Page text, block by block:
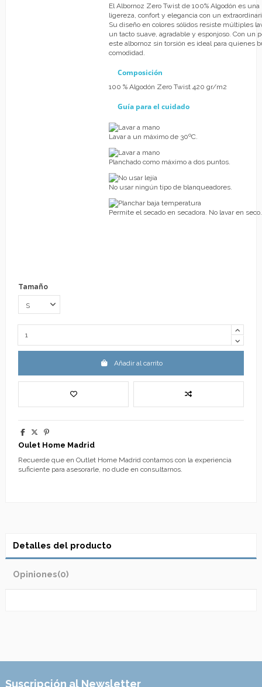
El Albornoz Zero Twist de 100% Algodón es
ligereza, confort y elegancia con un
Su diseño en colores sólidos resiste múltiples
un tacto suave, agradable y esponjoso. Con un
este albornoz sin torsión es ideal para quienes
comodidad.
Composición
100 % Algodón Zero Twist 420 gr/m2
Guía para el cuidado
Lavar a un máximo de 30ºC.
Planchado como máximo a dos puntos.
No usar ningún tipo de blanqueadores.
Permite el secado en secadora. No lavar en seco.
Tamaño
Añadir al carrito
Oulet Home Madrid
Recuerde que en Outlet Home Madrid contamos con la experiencia
suficiente para asesorarle, no dude en consultarnos.
Detalles del producto
Opiniones(0)
Suscripción al Newsletter